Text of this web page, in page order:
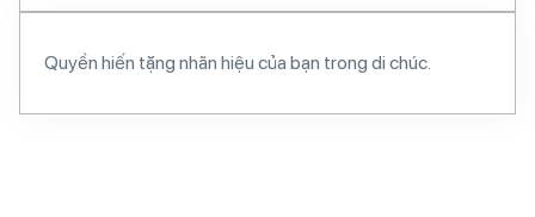
Quyền hiến tặng nhãn hiệu của bạn trong di chúc.